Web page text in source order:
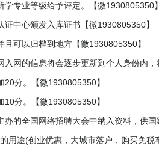
学专业等级给予评定。【微1930805350】
证中心颁发入库证书【微1930805350】
且可以归档到地方【微1930805350】
入网的信息将会逐步更新到个人身份内
20分。【微1930805350】
10分。【微1930805350】
办的全国网络招聘大会中纳入资料，供
用途(创业优惠，大城市落户，购买免税